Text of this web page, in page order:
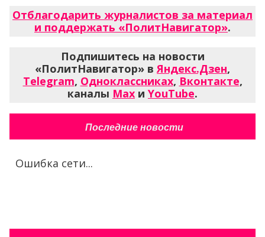
Отблагодарить журналистов за материал
и поддержать «ПолитНавигатор».
Подпишитесь на новости
«ПолитНавигатор» вЯндекс.Дзен,
Telegram, Одноклассниках, Вконтакте,
каналы Max и YouTube.
Последние новости
Ошибка сети...